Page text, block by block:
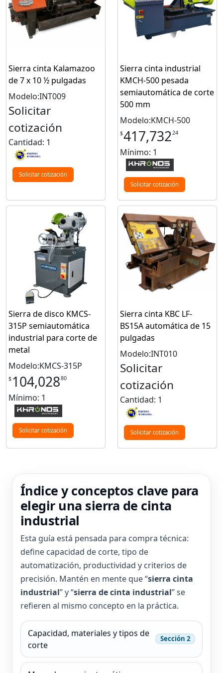
Sierra cinta Kalamazoo
de 7 x 10 ½ pulgadas
Modelo:INT009
Solicitar
cotización
Cantidad: 1
Solicitar cotización
Sierra cinta industrial
KMCH-500 pesada
semiautomática de corte
500 mm
Modelo:KMCH-500
$417,73224
Mínimo: 1
Solicitar cotización
Sierra de disco KMCS-
315P semiautomática
industrial para corte de
metal
Modelo:KMCS-315P
$ 104,02880
Mínimo: 1
Solicitar cotización
Sierra cinta KBC LF-
BS15A automática de 15
pulgadas
Modelo:INT010
Solicitar
cotización
Cantidad: 1
Solicitar cotización
Índice y conceptos clave para
elegir una sierra de cinta
industrial
Esta guía está pensada para compra técnica:
define capacidad de corte, tipo de
automatización, productividad y criterios de
precisión. Mantén en mente que “sierra cinta
industrial” y “sierra de cinta industrial” se
refieren al mismo concepto en la práctica.
Capacidad, materiales y tipos de
corte
Sección 2